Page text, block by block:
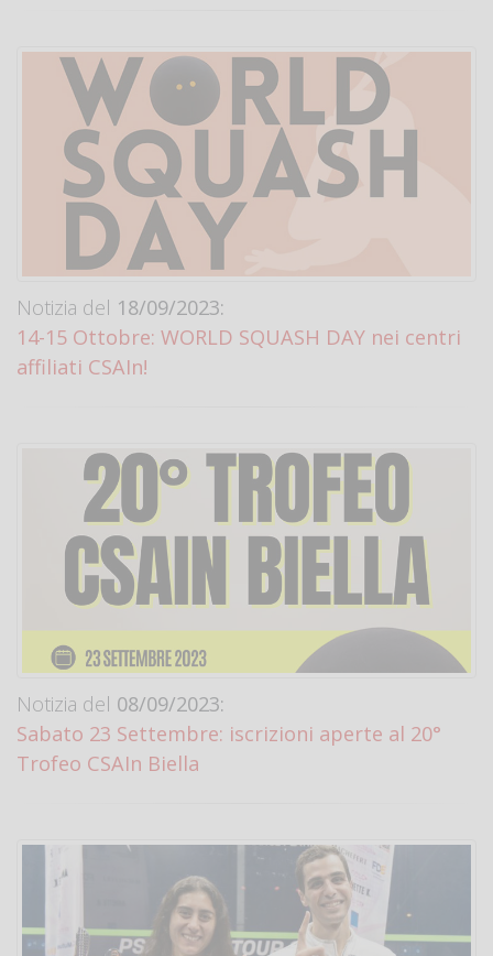
Notizia del 18/09/2023:
14-15 Ottobre: WORLD SQUASH DAY nei centri
affiliati CSAIn!
Notizia del 08/09/2023:
Sabato 23 Settembre: iscrizioni aperte al 20°
Trofeo CSAIn Biella